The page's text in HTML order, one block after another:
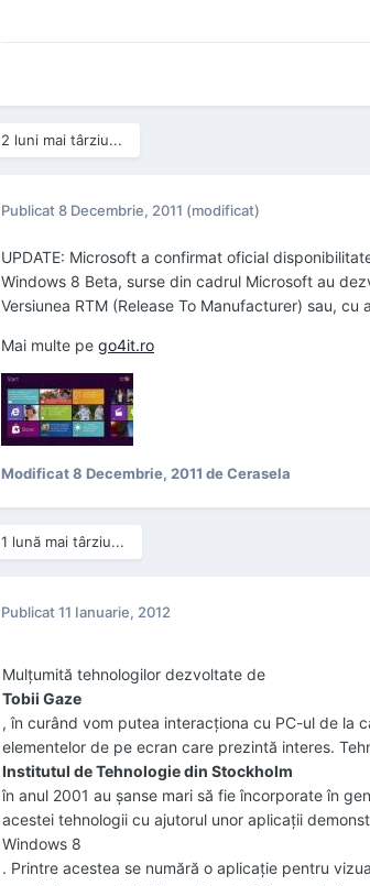
2 luni mai târziu...
Publicat8 Decembrie, 2011 (modificat)
UPDATE: Microsoft a confirmat oficial
Windows 8 Beta, surse din cadrul Microsoft au
Versiunea RTM (Release To Manufacturer) sau,
Mai multe pe go4it.ro
Modificat8 Decembrie, 2011 de Cerasela
1 lună mai târziu...
Publicat11 Ianuarie, 2012
Mulţumită tehnologilor dezvoltate de
Tobii Gaze
, în curând vom putea interacţiona cu PC-ul de la
elementelor de pe ecran care prezintă interes.
Institutul de Tehnologie din Stockholm
în anul 2001 au şanse mari să fie încorporate în
acestei tehnologii cu ajutorul unor aplicaţii
Windows 8
. Printre acestea se numără o aplicaţie pentru